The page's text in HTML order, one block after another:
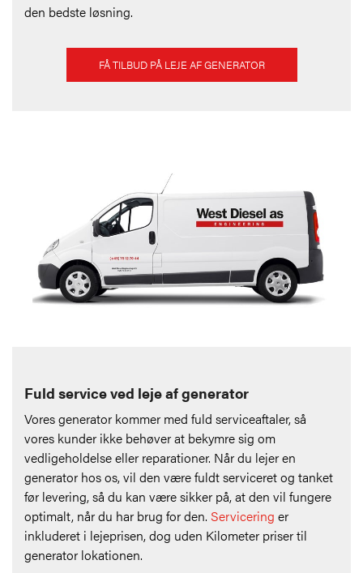
den bedste løsning.
FÅ TILBUD PÅ LEJE AF GENERATOR
Fuld service ved leje af generator
Vores generator kommer med fuld serviceaftaler, så
vores kunder ikke behøver at bekymre sig om
vedligeholdelse eller reparationer. Når du lejer en
generator hos os, vil den være fuldt serviceret og tanket
før levering, så du kan være sikker på, at den vil fungere
optimalt, når du har brug for den. Servicering er
inkluderet i lejeprisen, dog uden Kilometer priser til
generator lokationen.